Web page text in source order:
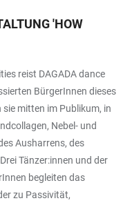
'HOW
reist DAGADA dance
BürgerInnen dieses
mitten im Publikum, in
Nebel- und
Ausharrens, des
Tänzer:innen und der
begleiten das
zu Passivität,